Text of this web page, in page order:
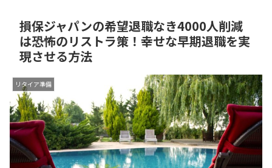
損保ジャパンの希望退職なき4000人削減
は恐怖のリストラ策！幸せな早期退職を実
現させる方法
リタイア準備